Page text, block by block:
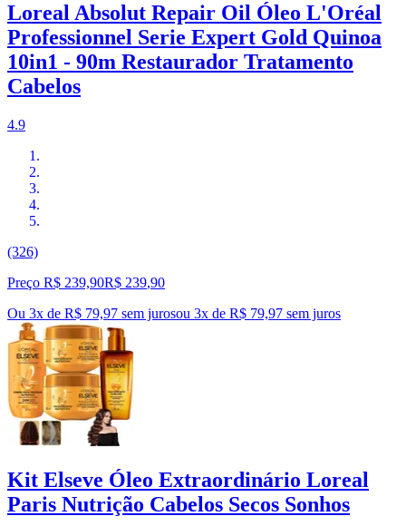
Loreal Absolut Repair Oil Óleo L'Oréal
Professionnel Serie Expert Gold Quinoa
10in1 - 90m Restaurador Tratamento
Cabelos
4.9
(326)
Preço R$ 239,90R$ 239,90
Ou 3x de R$ 79,97 sem jurosou 3x de R$ 79,97 sem juros
Kit Elseve Óleo Extraordinário Loreal
Paris Nutrição Cabelos Secos Sonhos